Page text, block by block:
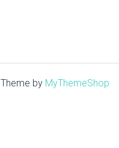
Theme by MyThemeShop